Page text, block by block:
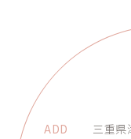
ADD
三重県